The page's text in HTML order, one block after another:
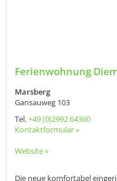
Ferienwohnung
Marsberg
Gansauweg 103
Tel.+49 (0)2992 64360
Kontaktformular »
Website »
Die neue komfortabel